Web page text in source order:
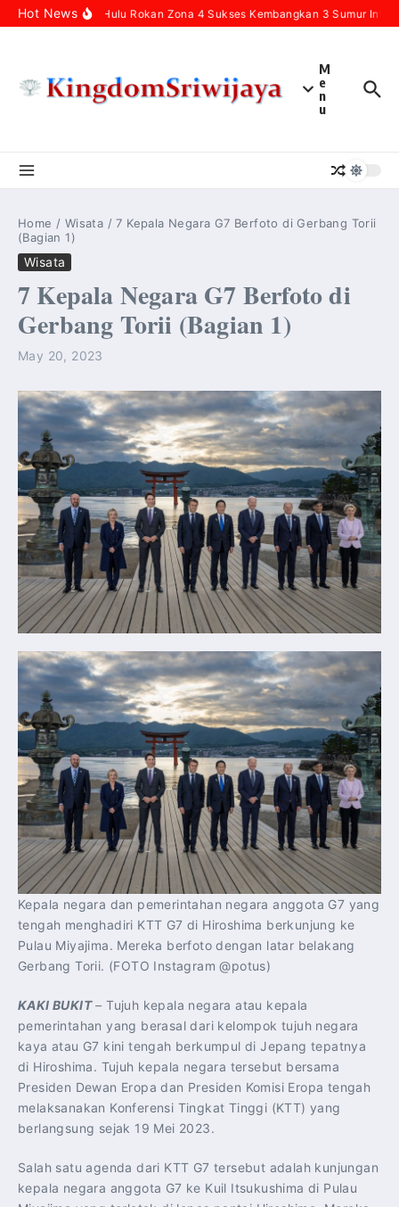
Skip to content
Hot News
Pertamina Hulu Rokan Zona 4 Sukses Kembangkan 3 Sumur Infill
M
e
n
u
Home / Wisata /7 Kepala Negara G7 Berfoto di Gerbang Torii
(Bagian 1)
Wisata
7 Kepala Negara G7 Berfoto di
Gerbang Torii (Bagian 1)
May 20, 2023
Kepala negara dan pemerintahan negara anggota G7 yang
tengah menghadiri KTT G7 di Hiroshima berkunjung ke
Pulau Miyajima. Mereka berfoto dengan latar belakang
Gerbang Torii. (FOTO Instagram @potus)
KAKI BUKIT–Tujuh kepala negara atau kepala
pemerintahan yang berasal dari kelompok tujuh negara
kaya atau G7 kini tengah berkumpul di Jepang tepatnya
di Hiroshima. Tujuh kepala negara tersebut bersama
Presiden Dewan Eropa dan Presiden Komisi Eropa tengah
melaksanakan Konferensi Tingkat Tinggi (KTT) yang
berlangsung sejak 19 Mei 2023.
Salah satu agenda dari KTT G7 tersebut adalah kunjungan
kepala negara anggota G7 ke Kuil Itsukushima di Pulau